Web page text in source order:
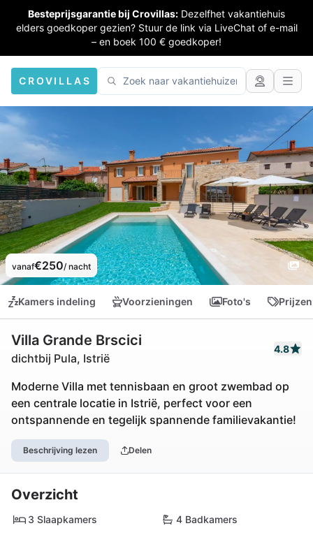
Besteprijsgarantie bij Crovillas: Dezelfhet vakantiehuis
elders goedkoper gezien? Stuur de link via LiveChat of e-mail
– en boek 100 € goedkoper!
CROVILLAS
vanaf€250/ nacht
Kamers indeling Voorzieningen Foto's
Villa Grande Brscici
dichtbij Pula, Istrië
4.8
Moderne Villa met tennisbaan en groot zwembad op
een centrale locatie in Istrië, perfect voor een
ontspannende en tegelijk spannende familievakantie!
Beschrijving lezen Delen
Overzicht
3 Slaapkamers
4 Badkamers